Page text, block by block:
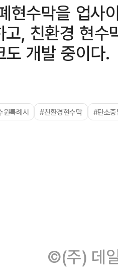
현수막을 업사
고, 친환경 현
개발 중이다.
원특례시 #친환경현수막 #탄소
©(주) 데